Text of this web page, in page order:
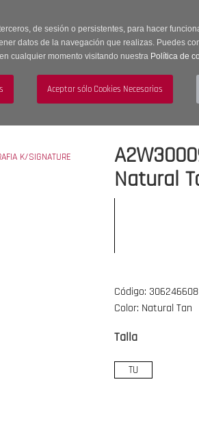
de sesión o persistentes, para hacer
datos de la navegación que realizas. Puedes
cualquier momento visitando nuestra Política de
ACCESORIOS
Natural
Código: 306246608
Color: Natural Tan
Talla
TU